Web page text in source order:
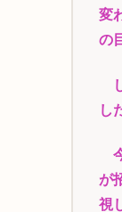
変
の
し
が
視